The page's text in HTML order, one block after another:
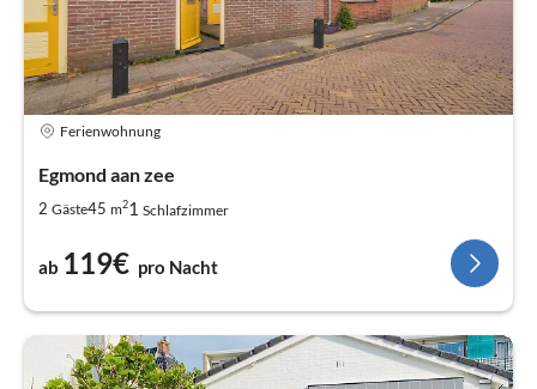
Ferienwohnung
Egmond aan zee
2 Gäste45 m21 Schlafzimmer
ab 119€ pro Nacht